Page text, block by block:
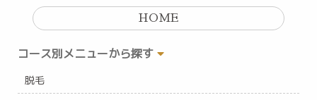
HOME
コース別メニューから探す
脱毛